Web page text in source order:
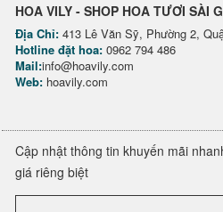
HOA VILY - SHOP HOA TƯƠI SÀI
Địa Chỉ: 413 Lê Văn Sỹ, Phường 2,
Hotline đặt hoa: 0962 794 486
Mail:info@hoavily.com
Web: hoavily.com
Cập nhật thông tin khuyến mãi
giá riêng biệt